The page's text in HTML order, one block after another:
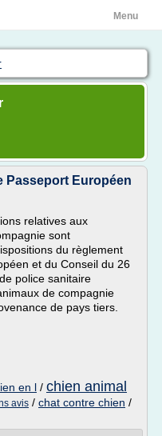
Menu
Passeport Européen
relatives aux
sont
du règlement
et du Conseil du 26
police sanitaire
de compagnie
de pays tiers.
en l / chien animal
avis / chat contre chien /